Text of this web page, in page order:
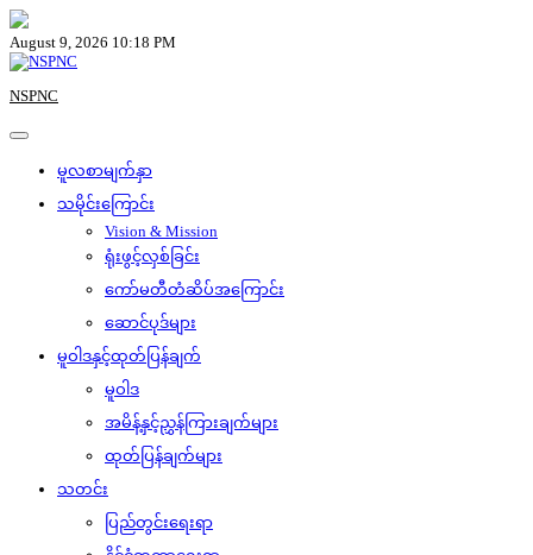
Skip
to
content
August 9, 2026 10:18 PM
NSPNC
မူလစာမျက်နှာ
သမိုင်းကြောင်း
Vision & Mission
ရုံးဖွင့်လှစ်ခြင်း
ကော်မတီတံဆိပ်အကြောင်း
ဆောင်ပုဒ်များ
မူဝါဒနှင့်ထုတ်ပြန်ချက်
မူဝါဒ
အမိန့်နှင့်ညွှန်ကြားချက်များ
ထုတ်ပြန်ချက်များ
သတင်း
ပြည်တွင်းရေးရာ